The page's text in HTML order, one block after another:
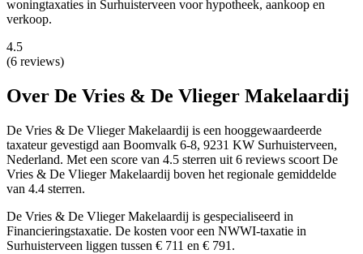
woningtaxaties in Surhuisterveen voor hypotheek, aankoop en
verkoop.
4.5
(6 reviews)
Over De Vries & De Vlieger Makelaardij
De Vries & De Vlieger Makelaardij is een hooggewaardeerde
taxateur gevestigd aan Boomvalk 6-8, 9231 KW Surhuisterveen,
Nederland. Met een score van 4.5 sterren uit 6 reviews scoort De
Vries & De Vlieger Makelaardij boven het regionale gemiddelde
van 4.4 sterren.
De Vries & De Vlieger Makelaardij is gespecialiseerd in
Financieringstaxatie. De kosten voor een NWWI-taxatie in
Surhuisterveen liggen tussen € 711 en € 791.